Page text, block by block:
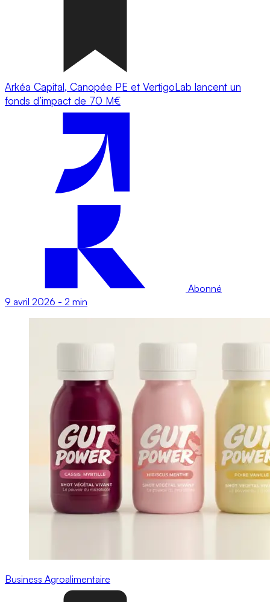
Arkéa Capital, Canopée PE et VertigoLab lancent un
fonds d’impact de 70 M€
Abonné
9 avril 2026 - 2 min
Business Agroalimentaire